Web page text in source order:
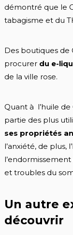
démontré que le
tabagisme et du
Des boutiques de
procurerdu e-
de la ville rose.
Quant à l’huile
partie des plus
ses propriétés
l’anxiété, de plus,
et troubles du
Un autre
découvrir